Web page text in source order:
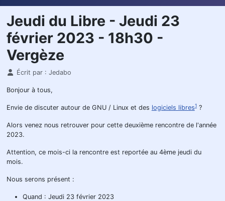
Jeudi du Libre - Jeudi 23
février 2023 - 18h30 -
Vergèze
DétailsÉcrit par : Jedabo
Bonjour à tous,
Envie de discuter autour de GNU / Linux et des logiciels libres1?
Alors venez nous retrouver pour cette deuxième rencontre de l'année
2023.
Attention, ce mois-ci la rencontre est reportée au 4ème jeudi du
mois.
Nous serons présent :
Quand : Jeudi 23 février 2023